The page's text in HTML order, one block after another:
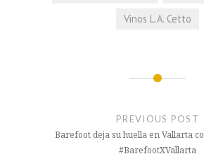
Vinos L.A. Cetto
entradas
PREVIOUS POST
Barefoot deja su huella en Vallarta
#BarefootXVallarta